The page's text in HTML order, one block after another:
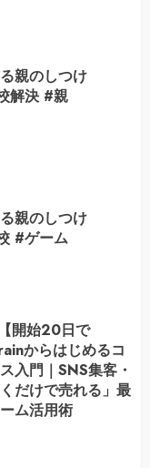
親のしつけ
解決 #親
親のしつけ
#ゲーム
開始20日で
からはじめるコ
入門｜SNS集客・
だけで売れる」最
ム活用術